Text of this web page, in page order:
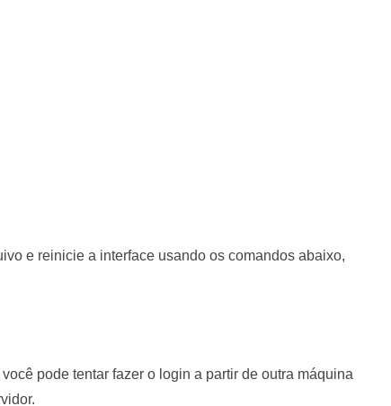
e reinicie a interface usando os comandos abaixo,
pode tentar fazer o login a partir de outra máquina